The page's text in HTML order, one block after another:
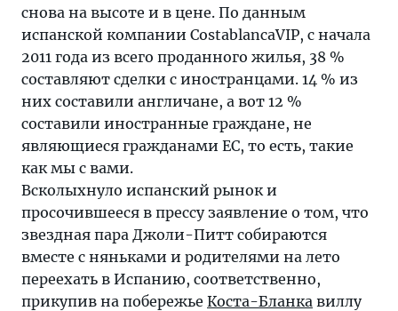
снова на высоте и в цене. По данным
испанской компании CostablancaVIP, с начала
2011 года из всего проданного жилья, 38 %
составляют сделки с иностранцами. 14 % из
них составили англичане, а вот 12 %
составили иностранные граждане, не
являющиеся гражданами ЕС, то есть, такие
как мы с вами.
Всколыхнуло испанский рынок и
просочившееся в прессу заявление о том, что
звездная пара Джоли-Питт собираются
вместе с няньками и родителями на лето
переехать в Испанию, соответственно,
прикупив на побережье Коста-Бланка виллу